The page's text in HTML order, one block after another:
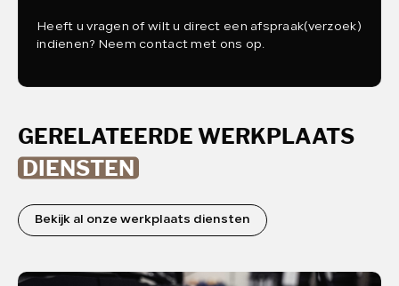
Heeft u vragen of wilt u direct een afspraak(verzoek)
indienen? Neem contact met ons op.
GERELATEERDE WERKPLAATS
DIENSTEN
Bekijk al onze werkplaats diensten